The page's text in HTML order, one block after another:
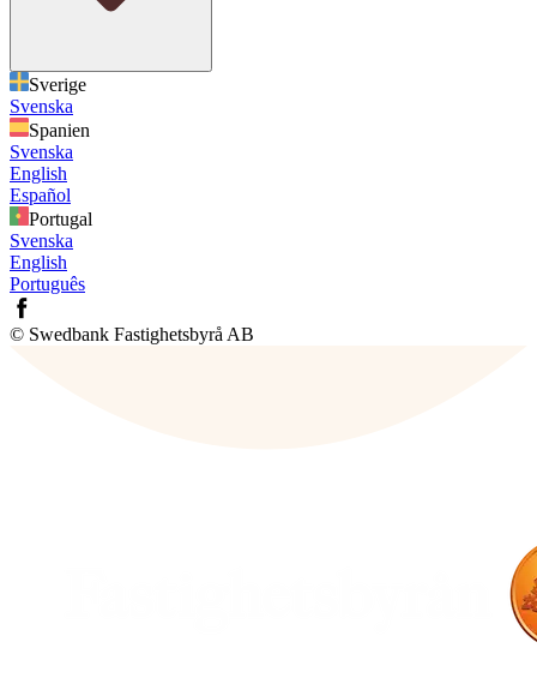
Sverige
Svenska
Spanien
Svenska
English
Español
Portugal
Svenska
English
Português
© Swedbank Fastighetsbyrå AB